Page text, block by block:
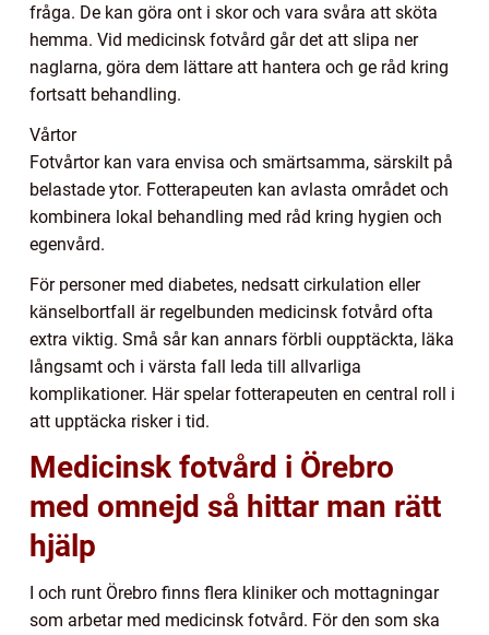
fråga. De kan göra ont i skor och vara svåra att sköta
hemma. Vid medicinsk fotvård går det att slipa ner
naglarna, göra dem lättare att hantera och ge råd kring
fortsatt behandling.
Vårtor
Fotvårtor kan vara envisa och smärtsamma, särskilt på
belastade ytor. Fotterapeuten kan avlasta området och
kombinera lokal behandling med råd kring hygien och
egenvård.
För personer med diabetes, nedsatt cirkulation eller
känselbortfall är regelbunden medicinsk fotvård ofta
extra viktig. Små sår kan annars förbli oupptäckta, läka
långsamt och i värsta fall leda till allvarliga
komplikationer. Här spelar fotterapeuten en central roll i
att upptäcka risker i tid.
Medicinsk fotvård i Örebro
med omnejd så hittar man rätt
hjälp
I och runt Örebro finns flera kliniker och mottagningar
som arbetar med medicinsk fotvård. För den som ska